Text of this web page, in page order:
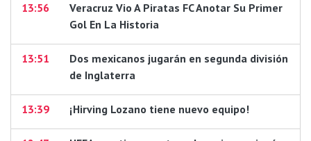
13:56
Veracruz Vio A Piratas FC Anotar Su Primer
Gol En La Historia
13:51
Dos mexicanos jugarán en segunda división
de Inglaterra
13:39 ¡Hirving Lozano tiene nuevo equipo!